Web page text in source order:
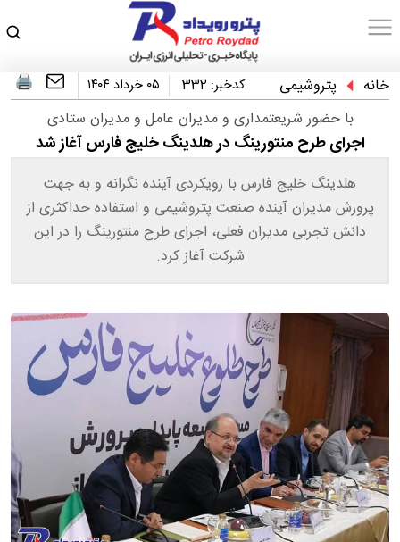
خانه پتروشیمی کدخبر: 332 ۰۵ خرداد ۱۴۰۴
با حضور شریعتمداری و مدیران عامل و مدیران ستادی
اجرای طرح منتورینگ در هلدینگ خلیج فارس آغاز شد
هلدینگ خلیج فارس با رویکردی آینده نگرانه و به جهت
پرورش مدیران آینده صنعت پتروشیمی و استفاده حداکثری از
دانش تجربی مدیران فعلی، اجرای طرح منتورینگ را در این
شرکت آغاز کرد.